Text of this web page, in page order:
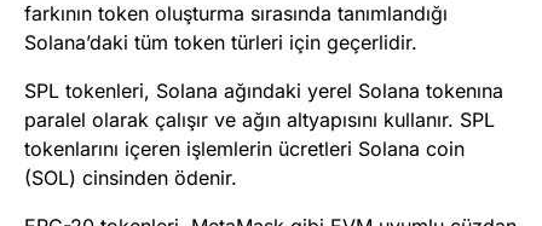
farkının token oluşturma sırasında tanımlandığı
Solana’daki tüm token türleri için geçerlidir.
SPL tokenleri, Solana ağındaki yerel Solana tokenına
paralel olarak çalışır ve ağın altyapısını kullanır. SPL
tokenlarını içeren işlemlerin ücretleri Solana coin
(SOL) cinsinden ödenir.